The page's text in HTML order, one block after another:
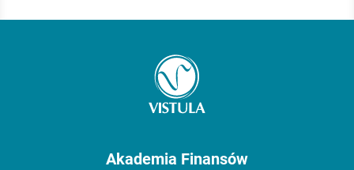
Akademia Finansów